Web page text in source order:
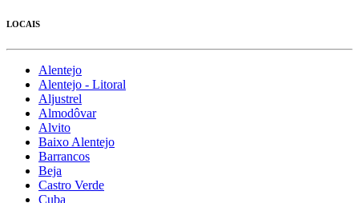
LOCAIS
Alentejo
Alentejo - Litoral
Aljustrel
Almodôvar
Alvito
Baixo Alentejo
Barrancos
Beja
Castro Verde
Cuba